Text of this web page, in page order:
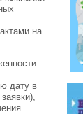
на
дату в